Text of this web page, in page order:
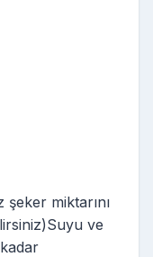
miktarını
ve